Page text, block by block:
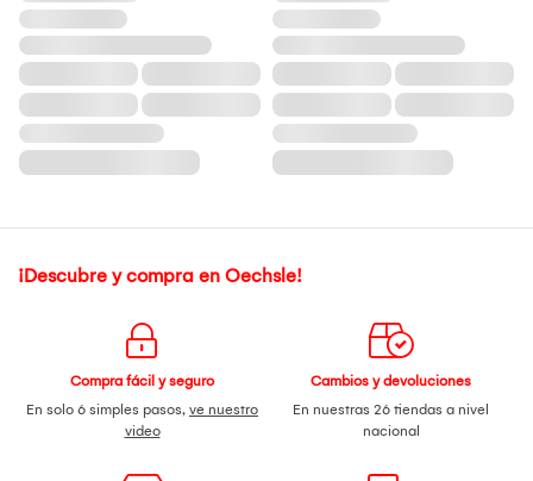
¡Descubre y compra en Oechsle!
Compra fácil y seguro
En solo 6 simples pasos, ve nuestro
video
Cambios y devoluciones
En nuestras 26 tiendas a nivel
nacional